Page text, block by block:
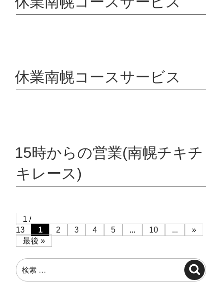
休業南幌コースサービス
15時からの営業(南幌チキチ
キレース)
1 /
13
1 2 3 4 5 ... 10 ...
»
最後 »
検
索:
検
索